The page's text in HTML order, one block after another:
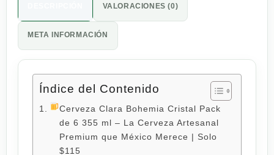
VALORACIONES (0)
META INFORMACIÓN
Índice del Contenido
Cerveza Clara Bohemia Cristal Pack
de 6 355 ml – La Cerveza Artesanal
Premium que México Merece | Solo
$115